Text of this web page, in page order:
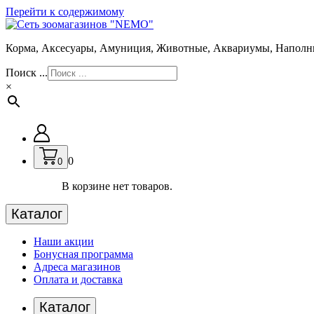
Перейти к содержимому
Корма, Аксесуары, Амуниция, Животные, Аквариумы,
Поиск ...
×
0 0
В корзине нет товаров.
Каталог
Наши акции
Бонусная программа
Адреса магазинов
Оплата и доставка
Каталог